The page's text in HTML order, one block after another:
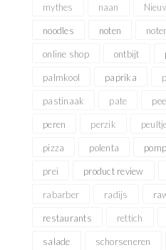
mythes naan
noodles noten
online shop ontbijt
palmkool paprika
pastinaak pate
peren perzik
pizza polenta
prei product review
rabarber radijs
restaurants rettich
salade schorseneren